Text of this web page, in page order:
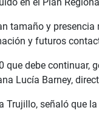
en el Plan
tamaño y
y futuros
debe
Lucía Barney,
Trujillo, señaló